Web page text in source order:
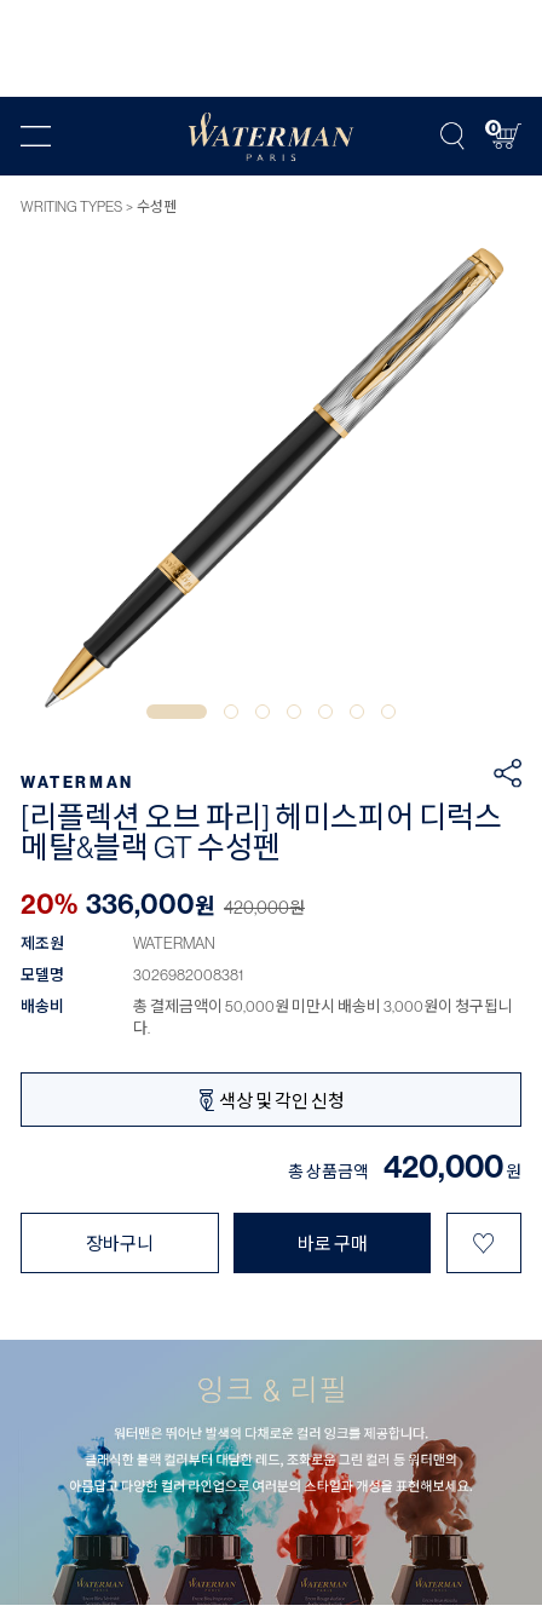
0
WRITING TYPES 수성펜
WATERMAN
[리플렉션 오브 파리] 헤미스피어 디럭스
메탈&블랙 GT 수성펜
20% 336,000원 420,000원
제조원
WATERMAN
모델명
3026982008381
배송비
총 결제금액이 50,000원 미만시 배송비 3,000원이 청구됩니
다.
색상 및 각인 신청
총 상품금액 420,000원
장바구니 바로 구매 ♡